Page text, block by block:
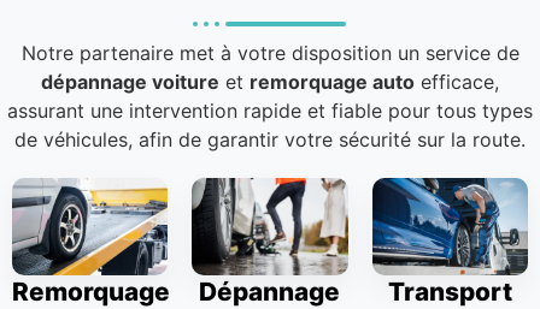
Notre partenaire met à votre disposition un service de
dépannage voiture et remorquage auto efficace,
assurant une intervention rapide et fiable pour tous types
de véhicules, afin de garantir votre sécurité sur la route.
Remorquage
Dépannage
Transport